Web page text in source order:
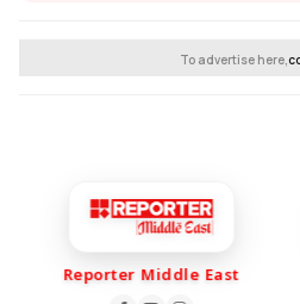
To advertise here,
Reporter Middle East